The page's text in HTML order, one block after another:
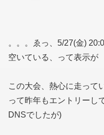
。。。ゑっ、5/27(金)
空いている、って表示が
この大会、熱心に走って
って昨年もエントリーし
DNSでしたが)